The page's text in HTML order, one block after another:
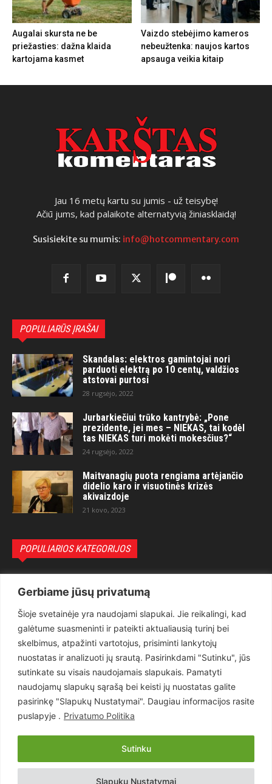
Gerbiame jūsų privatumą
Šioje svetainėje yra naudojami slapukai. Jie reikalingi, kad
galėtume suasmeninti ir pateikti aktualiausią turinį bei
skelbimus, atpažinti vartotojus, prisiminti lankytojų
nuostatas ir analizuoti jų srautą. Pasirinkdami "Sutinku", jūs
sutinkate su visais naudojamais slapukais. Pamatyti
naudojamų slapukų sąrašą bei keisti jų nuostatas galite
pasirinkę "Slapukų Nustatymai". Daugiau informacijos rasite
puslapyje . Privatumo Politika
Slapukų Nustatymai
Sutinku
Augalai skursta ne be
priežasties: dažna klaida
kartojama kasmet
Vaizdo stebėjimo kameros
nebeužtenka: naujos kartos
apsauga veikia kitaip
Jau 16 metų kartu su jumis - už teisybę!
Ačiū jums, kad palaikote alternatyvią žiniasklaidą!
Susisiekite su mumis: info@hotcommentary.com
POPULIARŪS ĮRAŠAI
Skandalas: elektros gamintojai nori
parduoti elektrą po 10 centų, valdžios
atstovai purtosi
28 rugsėjo, 2022
Jurbarkiečiui trūko kantrybė: „Pone
prezidente, jei mes – NIEKAS, tai kodėl
tas NIEKAS turi mokėti mokesčius?“
24 rugsėjo, 2022
Maitvanagių puota rengiama artėjančio
didelio karo ir visuotinės krizės
akivaizdoje
21 kovo, 2023
POPULIARIOS KATEGORIJOS
Teisėsauga
1497
Aktualu
Lietuva
619
Pasaulis
Статьи на русском
Articles in english
Copyright © 2026 UAB „Goruva“. Visos teisės saugomos.